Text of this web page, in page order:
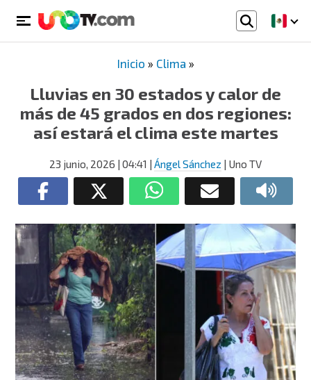
Inicio » Clima »
Lluvias en 30 estados y calor de
más de 45 grados en dos regiones:
así estará el clima este martes
23 junio, 2026 | 04:41 | Ángel Sánchez | Uno TV